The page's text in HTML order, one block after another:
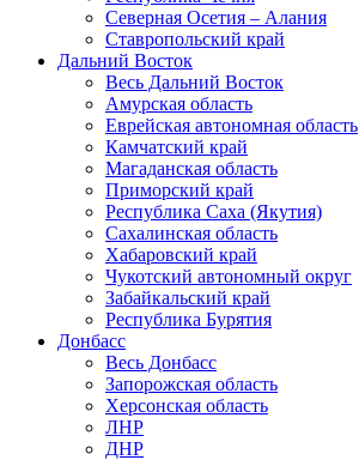
Северная Осетия – Алания
Ставропольский край
Дальний Восток
Весь Дальний Восток
Амурская область
Еврейская автономная область
Камчатский край
Магаданская область
Приморский край
Республика Саха (Якутия)
Сахалинская область
Хабаровский край
Чукотский автономный округ
Забайкальский край
Республика Бурятия
Донбасс
Весь Донбасс
Запорожская область
Херсонская область
ЛНР
ДНР